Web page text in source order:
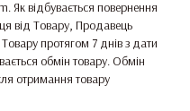
Як відбувається повернення
від Товару, Продавець
протягом 7 днів з дати
обмін товару. Обмін
отримання товару